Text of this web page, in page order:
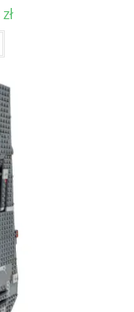
złZakres
Ten
ma
Opcje
można
wybrać
na
stronie
produktu